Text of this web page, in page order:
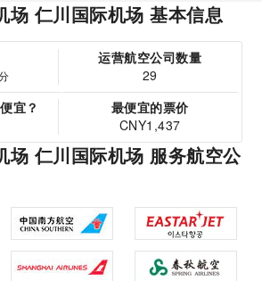
场 仁川国际机场 基本信息
运营航空公司数量
29
宜？
最便宜的票价
CNY1,437
场 仁川国际机场 服务航空公